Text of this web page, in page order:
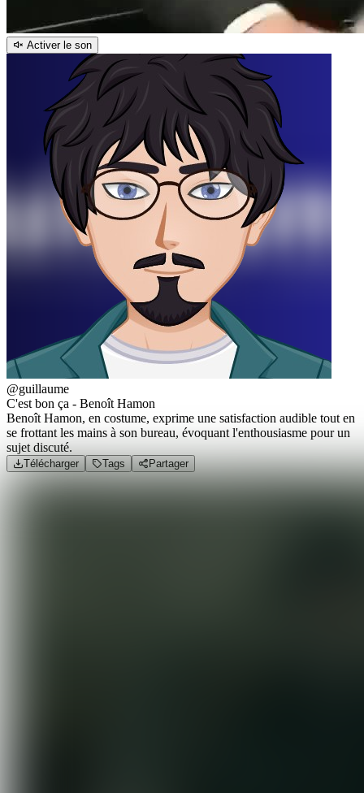
Activer le son
@guillaume
C'est bon ça - Benoît Hamon
Benoît Hamon, en costume, exprime une satisfaction audible tout en
se frottant les mains à son bureau, évoquant l'enthousiasme pour un
sujet discuté.
Télécharger Tags Partager